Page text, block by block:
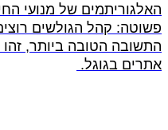
האלגוריתמים של מנועי
פשוטה: קהל הגולשים
התשובה הטובה ביותר,
אתרים בגוגל.